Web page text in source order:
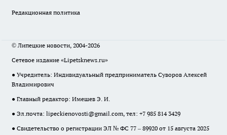
Редакционная политика
© Липецкие новости, 2004-2026
Сетевое издание «Lipetsknews.ru»
● Учредитель: Индивидуальный предприниматель Суворов Алексей
Владимирович
● Главный редактор: Имешев Э. И.
● Эл.почта: lipeckienovosti@gmail.com, тел: +7 985 814 3429
● Свидетельство о регистрации ЭЛ № ФС 77 – 89920 от 15 августа 2025